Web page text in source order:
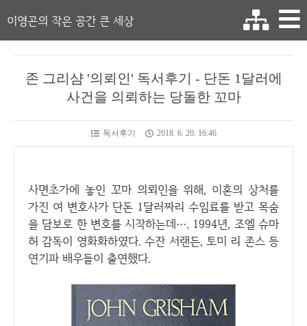
이영곤의 작은 공간 큰 세상
존 그리샴 '의뢰인' 독서후기 - 단돈 1달러에
사건을 의뢰하는 당돌한 꼬마
독서후기 2018. 6. 20. 16:46
사면초가에 놓인 꼬마 의뢰인을 위해, 이혼의 상처를
가진 여 변호사가 단돈 1달러짜리 수임료를 받고 목숨
을 담보로 한 변호를 시작하는데…. 1994년, 조엘 슈마
허 감독이 영화화하였다. 수잔 서랜든, 토미 리 존스 등
연기파 배우들이 출연했다.